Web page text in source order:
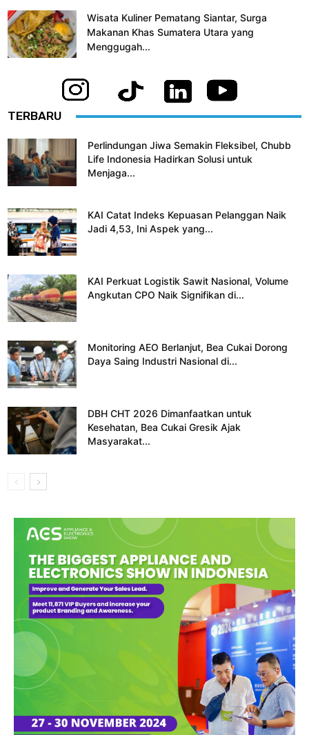
Wisata Kuliner Pematang Siantar, Surga
Makanan Khas Sumatera Utara yang
Menggugah...
TERBARU
Perlindungan Jiwa Semakin Fleksibel, Chubb
Life Indonesia Hadirkan Solusi untuk
Menjaga...
KAI Catat Indeks Kepuasan Pelanggan Naik
Jadi 4,53, Ini Aspek yang...
KAI Perkuat Logistik Sawit Nasional, Volume
Angkutan CPO Naik Signifikan di...
Monitoring AEO Berlanjut, Bea Cukai Dorong
Daya Saing Industri Nasional di...
DBH CHT 2026 Dimanfaatkan untuk
Kesehatan, Bea Cukai Gresik Ajak
Masyarakat...